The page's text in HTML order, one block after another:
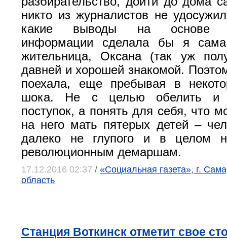
никто из журналистов не
какие выводы на основе
информации сделала бы я
жительница, Оксана (так уж
давней и хорошей знакомой.
поехала, еще пребывая в
шока. Не с целью обелить и
поступок, а понять для себя, что
на него мать пятерых детей –
далеко не глупого и в целом
революционным демаршам.
17.12.2016 02:37 / «Социальная газета», г.
область
Станция Воткинск отметит свое